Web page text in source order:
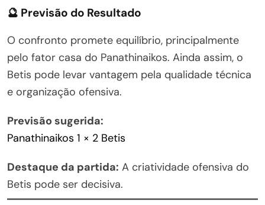
🔮 Previsão do Resultado
O confronto promete equilíbrio, principalmente
pelo fator casa do Panathinaikos. Ainda assim, o
Betis pode levar vantagem pela qualidade técnica
e organização ofensiva.
Previsão sugerida:
Panathinaikos 1 × 2 Betis
Destaque da partida: A criatividade ofensiva do
Betis pode ser decisiva.